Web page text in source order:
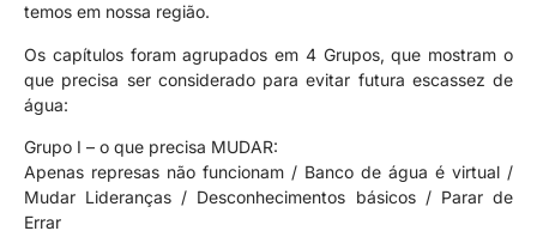
temos em nossa região.
Os capítulos foram agrupados em 4 Grupos, que mostram o
que precisa ser considerado para evitar futura escassez de
água:
Grupo I – o que precisa MUDAR:
Apenas represas não funcionam / Banco de água é virtual /
Mudar Lideranças / Desconhecimentos básicos / Parar de
Errar